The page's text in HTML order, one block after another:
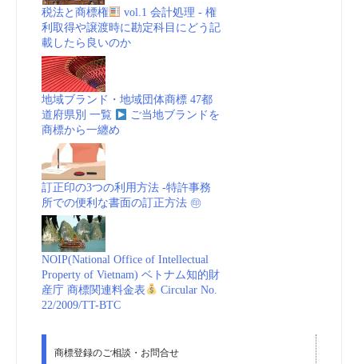
税法と商標権
vol.1 会計処理 - 権
利取得や譲渡時に勘定科目にどう記
載したら良いのか
地域ブランド・地域団体商標 47都
道府県別 一覧
ご当地ブランドを
商標から一纏め
訂正印の3つの利用方法 -特許事務
所での便利な書面の訂正方法 ㊞
NOIP(National Office of Intellectual
Property of Vietnam) ベトナム知的財
産庁 商標関連料金表
Circular No.
22/2009/TT-BTC
商標登録のご相談・お問合せ